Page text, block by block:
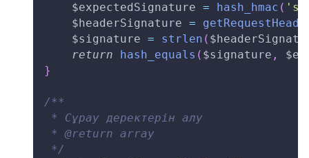
$expectedSignature = hash_hmac (
$headerSignature =
$signature = strlen (
return
hash_equals ( $signature ,
}
/**
* Сұрау деректерін алу
* @return array
*/